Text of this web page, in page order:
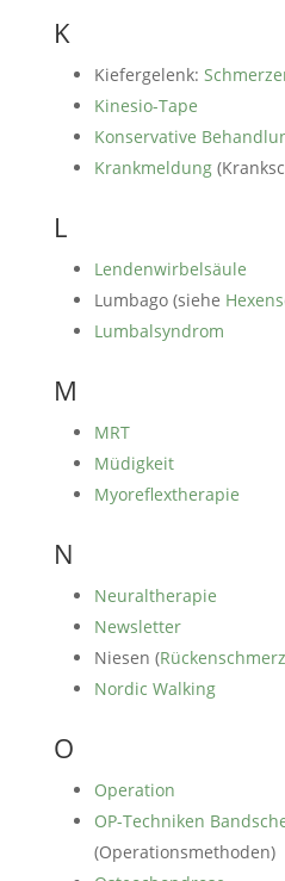
K
Kiefergelenk:
Kinesio-Tape
Konservative
Krankmeldung
L
Lendenwirbelsäule
Lumbago (siehe
Lumbalsyndrom
M
MRT
Müdigkeit
Myoreflextherapie
N
Neuraltherapie
Newsletter
Niesen (
Nordic Walking
O
Operation
OP-Techniken
(Operationsmethoden)